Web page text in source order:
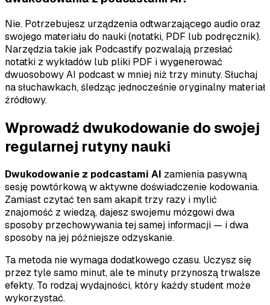
Nie. Potrzebujesz urządzenia odtwarzającego audio oraz
swojego materiału do nauki (notatki, PDF lub podręcznik).
Narzędzia takie jak Podcastify pozwalają przesłać
notatki z wykładów lub pliki PDF i wygenerować
dwuosobowy AI podcast w mniej niż trzy minuty. Słuchaj
na słuchawkach, śledząc jednocześnie oryginalny materiał
źródłowy.
Wprowadź dwukodowanie do swojej
regularnej rutyny nauki
Dwukodowanie z podcastami AI zamienia pasywną
sesję powtórkową w aktywne doświadczenie kodowania.
Zamiast czytać ten sam akapit trzy razy i mylić
znajomość z wiedzą, dajesz swojemu mózgowi dwa
sposoby przechowywania tej samej informacji — i dwa
sposoby na jej późniejsze odzyskanie.
Ta metoda nie wymaga dodatkowego czasu. Uczysz się
przez tyle samo minut, ale te minuty przynoszą trwalsze
efekty. To rodzaj wydajności, który każdy student może
wykorzystać.